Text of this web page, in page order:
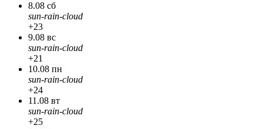
8.08 сб
sun-rain-cloud
+23
9.08 вс
sun-rain-cloud
+21
10.08 пн
sun-rain-cloud
+24
11.08 вт
sun-rain-cloud
+25